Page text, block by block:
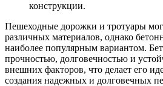
конструкции.
Пешеходные дорожки и тротуары
различных материалов, однако
наиболее популярным вариантом.
прочностью, долговечностью и
внешних факторов, что делает его
создания надежных и долговечных